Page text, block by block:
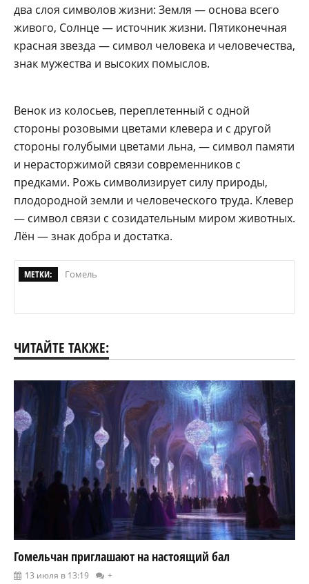
два слоя символов жизни: Земля — основа всего
живого, Солнце — источник жизни. Пятиконечная
красная звезда — символ человека и человечества,
знак муже­ства и высоких помыслов.
Венок из колосьев, переплетенный с одной
стороны розовыми цветами клевера и с другой
стороны голубыми цветами льна, — символ памяти
и нерасторжимой связи современников с
предками. Рожь символизирует силу природы,
плодородной земли и человеческого труда. Клевер
— символ связи с созидательным миром животных.
Лён — знак добра и достатка.
МЕТКИ: Гомель
ЧИТАЙТЕ ТАКЖЕ:
Гомельчан приглашают на настоящий бал
13 июля в 13:19 +